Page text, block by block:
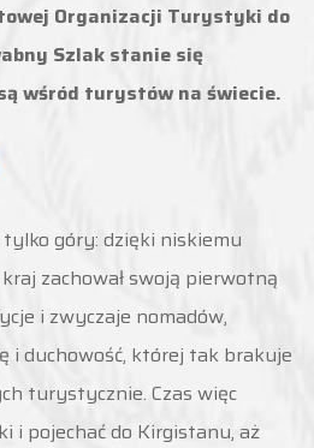
Organizacji Turystyki do
Szlak stanie się
wśród turystów na świecie.
góry: dzięki niskiemu
zachował swoją pierwotną
i zwyczaje nomadów,
duchowość, której tak brakuje
turystycznie. Czas więc
i pojechać do Kirgistanu, aż